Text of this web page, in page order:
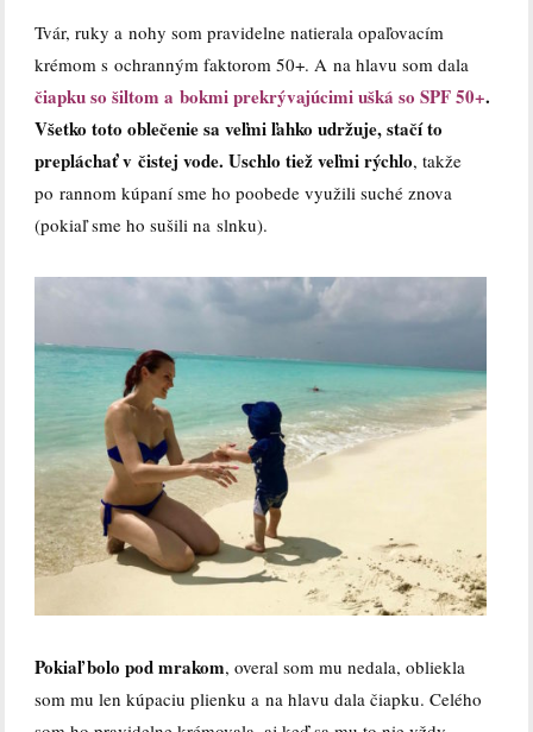
Tvár, ruky a nohy som pravidelne natierala opaľovacím
krémom s ochranným faktorom 50+. A na hlavu som dala
čiapku so šiltom a bokmi prekrývajúcimi ušká so SPF 50+.
Všetko toto oblečenie sa veľmi ľahko udržuje, stačí to
prepláchať v čistej vode. Uschlo tiež veľmi rýchlo, takže
po rannom kúpaní sme ho poobede využili suché znova
(pokiaľ sme ho sušili na slnku).
Pokiaľ bolo pod mrakom, overal som mu nedala, obliekla
som mu len kúpaciu plienku a na hlavu dala čiapku. Celého